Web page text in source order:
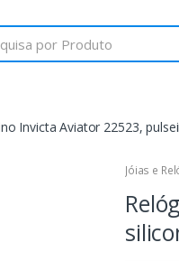
Invicta Aviator 22523,
Jóias e